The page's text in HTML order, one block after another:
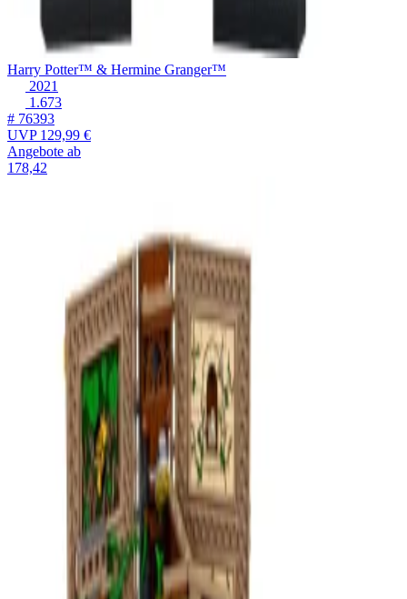
Harry Potter™ & Hermine Granger™
2021
1.673
# 76393
UVP129,99 €
Angebote ab
178,42